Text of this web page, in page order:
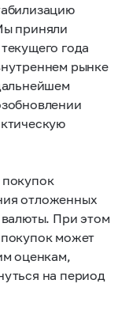
приняли
года
рынке
отложенных
При этом
может
оценкам,
на период